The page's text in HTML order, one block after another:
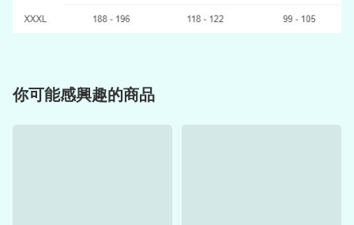
你可能感興趣的商品